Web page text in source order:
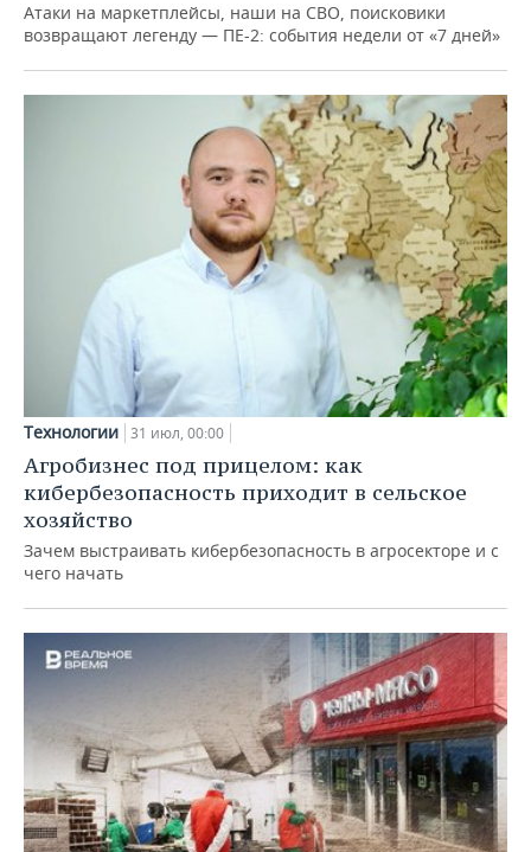
Атаки на маркетплейсы, наши на СВО, поисковики
возвращают легенду — ПЕ-2: события недели от «7 дней»
Технологии 31 июл, 00:00
Агробизнес под прицелом: как
кибербезопасность приходит в сельское
хозяйство
Зачем выстраивать кибербезопасность в агросекторе и с
чего начать